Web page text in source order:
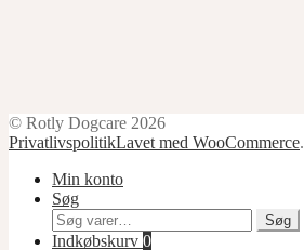
© Rotly Dogcare 2026
PrivatlivspolitikLavet med WooCommerce.
Min konto
Søg
Søg
efter:
Søg
Indkøbskurv 0